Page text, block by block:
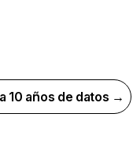
10 años de datos →